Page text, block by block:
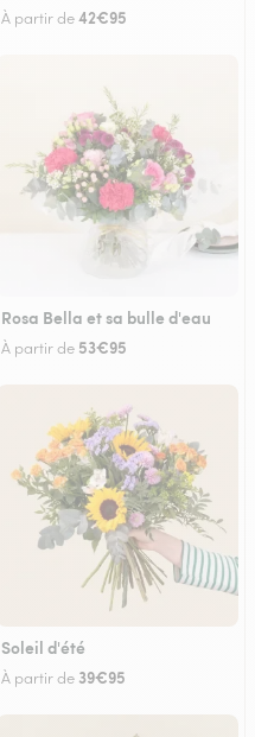
À partir de42€95
Rosa Bella et sa bulle d'eau
À partir de 53€95
Soleil d'été
À partir de 39€95